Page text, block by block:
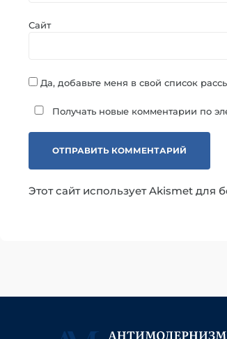
Сайт
Да, добавьте меня в свой список
Получать новые комментарии по
Этот сайт использует Akismet для